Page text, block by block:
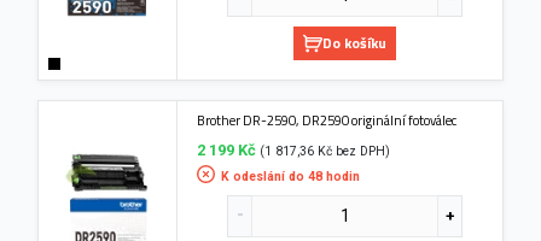
Do košíku
Brother DR-2590, DR2590 originální fotoválec
2 199 Kč (1 817,36 Kč bez DPH)
K odeslání do 48 hodin